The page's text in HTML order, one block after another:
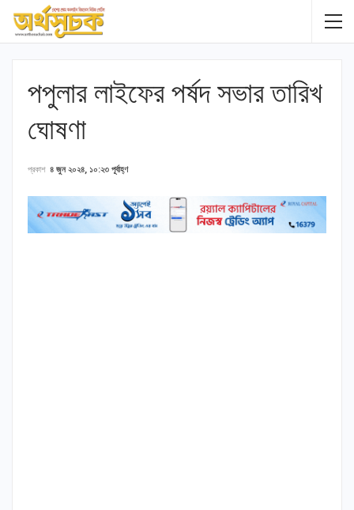
পপুলার লাইফের পর্ষদ সভার তারিখ
ঘোষণা
প্রকাশ ৪ জুন ২০২৪, ১০:২৩ পূর্বাহ্ণ